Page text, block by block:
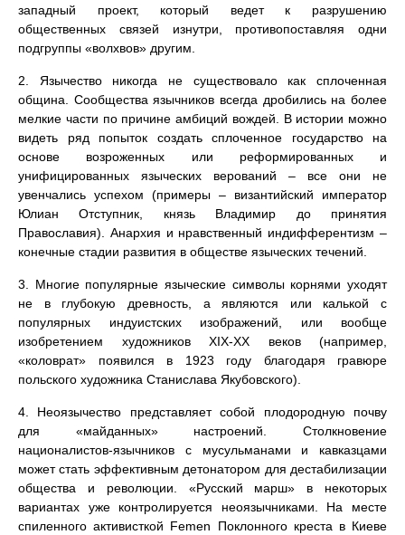
западный проект, который ведет к разрушению
общественных связей изнутри, противопоставляя одни
подгруппы «волхвов» другим.
2. Язычество никогда не существовало как сплоченная
община. Сообщества язычников всегда дробились на более
мелкие части по причине амбиций вождей. В истории можно
видеть ряд попыток создать сплоченное государство на
основе возроженных или реформированных и
унифицированных языческих верований – все они не
увенчались успехом (примеры – византийский император
Юлиан Отступник, князь Владимир до принятия
Православия). Анархия и нравственный индифферентизм –
конечные стадии развития в обществе языческих течений.
3. Многие популярные языческие символы корнями уходят
не в глубокую древность, а являются или калькой с
популярных индуистских изображений, или вообще
изобретением художников XIX-ХХ веков (например,
«коловрат» появился в 1923 году благодаря гравюре
польского художника Станислава Якубовского).
4. Неоязычество представляет собой плодородную почву
для «майданных» настроений. Столкновение
националистов-язычников с мусульманами и кавказцами
может стать эффективным детонатором для дестабилизации
общества и революции. «Русский марш» в некоторых
вариантах уже контролируется неоязычниками. На месте
спиленного активисткой Femen Поклонного креста в Киеве